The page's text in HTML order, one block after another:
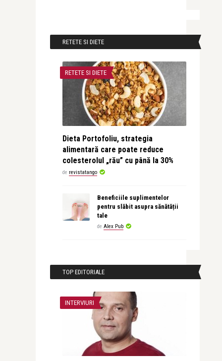
RETETE SI DIETE
RETETE SI DIETE
Dieta Portofoliu, strategia
alimentară care poate reduce
colesterolul „rău” cu până la 30%
de revistatango
Beneficiile suplimentelor
pentru slăbit asupra sănătății
tale
de Alex Pub
TOP EDITORIALE
INTERVIURI